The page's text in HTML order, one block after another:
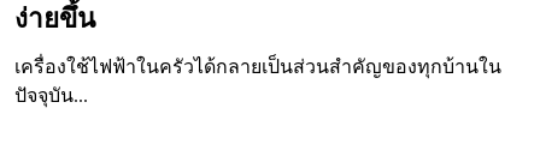
ง่ายขึ้น
เครื่องใช้ไฟฟ้าในครัวได้กลายเป็นส่วนสำคัญของทุกบ้านใน
ปัจจุบัน...